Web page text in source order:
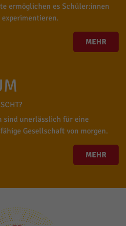
ermöglichen es Schüler:innen
MEHR
sind unerlässlich für eine
Gesellschaft von morgen.
MEHR